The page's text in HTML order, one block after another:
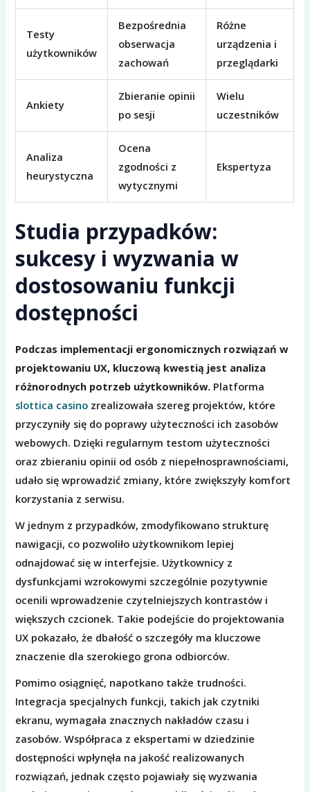
Testy
użytkowników
Bezpośrednia
obserwacja
zachowań
Różne
urządzenia i
przeglądarki
Ankiety
Zbieranie opinii
po sesji
Wielu
uczestników
Analiza
heurystyczna
Ocena
zgodności z
wytycznymi
Ekspertyza
Studia przypadków:
sukcesy i wyzwania w
dostosowaniu funkcji
dostępności
Podczas implementacji ergonomicznych rozwiązań w
projektowaniu UX, kluczową kwestią jest analiza
różnorodnych potrzeb użytkowników. Platforma
slottica casino zrealizowała szereg projektów, które
przyczyniły się do poprawy użyteczności ich zasobów
webowych. Dzięki regularnym testom użyteczności
oraz zbieraniu opinii od osób z niepełnosprawnościami,
udało się wprowadzić zmiany, które zwiększyły komfort
korzystania z serwisu.
W jednym z przypadków, zmodyfikowano strukturę
nawigacji, co pozwoliło użytkownikom lepiej
odnajdować się w interfejsie. Użytkownicy z
dysfunkcjami wzrokowymi szczególnie pozytywnie
ocenili wprowadzenie czytelniejszych kontrastów i
większych czcionek. Takie podejście do projektowania
UX pokazało, że dbałość o szczegóły ma kluczowe
znaczenie dla szerokiego grona odbiorców.
Pomimo osiągnięć, napotkano także trudności.
Integracja specjalnych funkcji, takich jak czytniki
ekranu, wymagała znacznych nakładów czasu i
zasobów. Współpraca z ekspertami w dziedzinie
dostępności wpłynęła na jakość realizowanych
rozwiązań, jednak często pojawiały się wyzwania